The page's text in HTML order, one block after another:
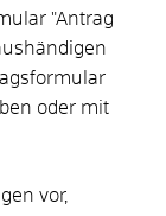
"Antrag
oder mit
vor,